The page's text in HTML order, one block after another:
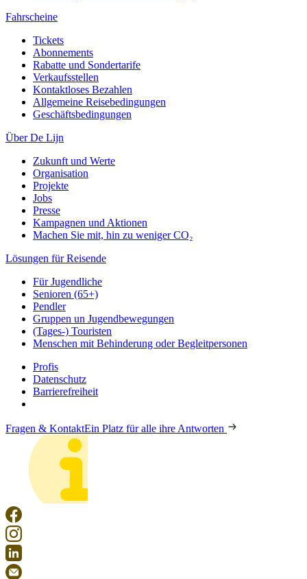
Fahrscheine
Tickets
Abonnements
Rabatte und Sondertarife
Verkaufsstellen
Kontaktloses Bezahlen
Allgemeine Reisebedingungen
Geschäftsbedingungen
Über De Lijn
Zukunft und Werte
Organisation
Projekte
Jobs
Presse
Kampagnen und Aktionen
Machen Sie mit, hin zu weniger CO₂
Lösungen für Reisende
Für Jugendliche
Senioren (65+)
Pendler
Gruppen un Jugendbewegungen
(Tages-) Touristen
Menschen mit Behinderung oder Begleitpersonen
Profis
Datenschutz
Barrierefreiheit
Fragen & KontaktEin Platz für alle ihre Antworten